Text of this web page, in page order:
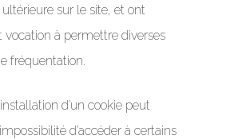
sur le site, et ont
vocation à permettre diverses
fréquentation.
d’un cookie peut
d’accéder à certains